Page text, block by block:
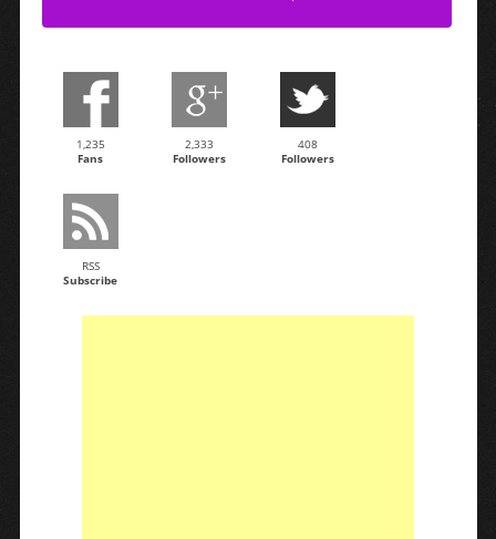
1,235
Fans
2,333
Followers
408
Followers
RSS
Subscribe